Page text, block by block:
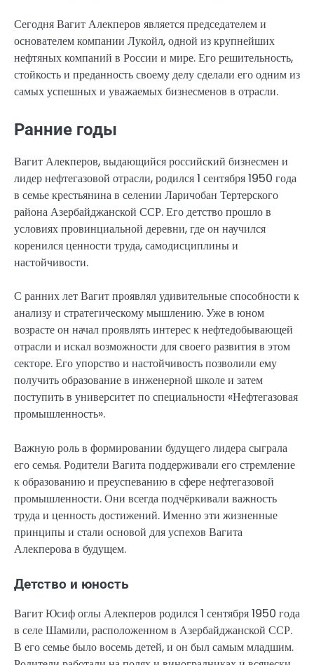
Сегодня Вагит Алекперов является председателем и
основателем компании Лукойл, одной из крупнейших
нефтяных компаний в России и мире. Его решительность,
стойкость и преданность своему делу сделали его одним из
самых успешных и уважаемых бизнесменов в отрасли.
Ранние годы
Вагит Алекперов, выдающийся российский бизнесмен и
лидер нефтегазовой отрасли, родился 1 сентября 1950 года
в семье крестьянина в селении Ларичобан Тертерского
района Азербайджанской ССР. Его детство прошло в
условиях провинциальной деревни, где он научился
коренился ценности труда, самодисциплины и
настойчивости.
С ранних лет Вагит проявлял удивительные способности к
анализу и стратегическому мышлению. Уже в юном
возрасте он начал проявлять интерес к нефтедобывающей
отрасли и искал возможности для своего развития в этом
секторе. Его упорство и настойчивость позволили ему
получить образование в инженерной школе и затем
поступить в университет по специальности «Нефтегазовая
промышленность».
Важную роль в формировании будущего лидера сыграла
его семья. Родители Вагита поддерживали его стремление
к образованию и преуспеванию в сфере нефтегазовой
промышленности. Они всегда подчёркивали важность
труда и ценность достижений. Именно эти жизненные
принципы и стали основой для успехов Вагита
Алекперова в будущем.
Детство и юность
Вагит Юсиф оглы Алекперов родился 1 сентября 1950 года
в селе Шамили, расположенном в Азербайджанской ССР.
В его семье было восемь детей, и он был самым младшим.